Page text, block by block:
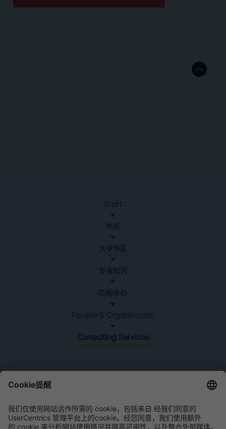
Start
地点
大中华区
专业知识
功能中心
People & Organization
Consulting Services
罗兰贝格
中国北京北京市建国门外大街1号,